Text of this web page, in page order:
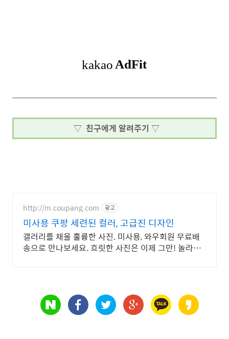
▽ 친구에게 알려주기 ▽
http://m.coupang.com 광고
미사용 쿠팡 세련된 컬러, 고급진 디자인
갤러리를 채울 훌륭한 사진. 미사용, 와우회원 무료배
송으로 만나보세요. 흐릿한 사진은 이제 그만! 놀라운